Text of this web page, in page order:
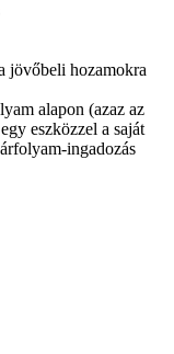
jövőbeli hozamokra
alapon (azaz az
eszközzel a saját
ingadozás